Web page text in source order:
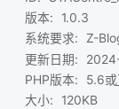
版本:
1.0.3
系统要求:
Z-
更新日期:
PHP版本: 5.6或
大小: 120KB